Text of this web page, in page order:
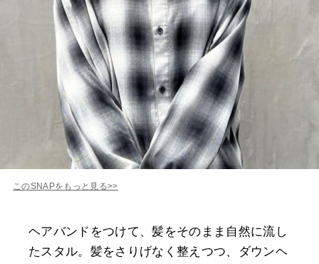
このSNAPをもっと見る>>
ヘアバンドをつけて、髪をそのまま自然に流し
たスタル。髪をさりげなく整えつつ、ダウンヘ